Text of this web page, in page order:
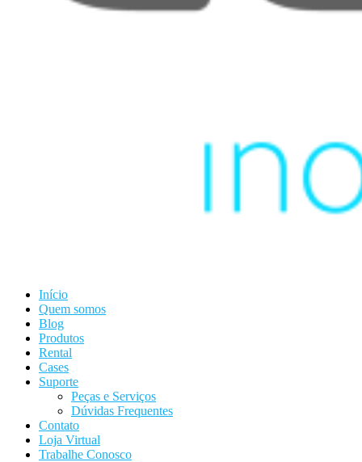
Início
Quem somos
Blog
Produtos
Rental
Cases
Suporte
Peças e Serviços
Dúvidas Frequentes
Contato
Loja Virtual
Trabalhe Conosco